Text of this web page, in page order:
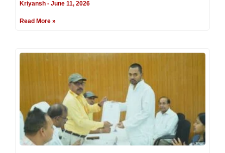
Kriyansh June 11, 2026
Read More »